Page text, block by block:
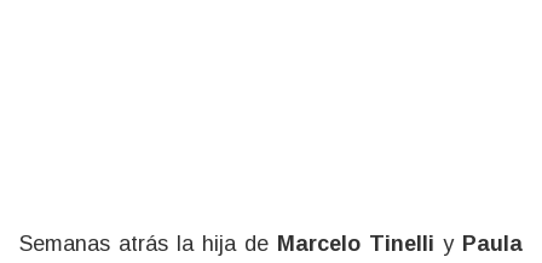
Semanas atrás la hija de Marcelo Tinelli y Paula